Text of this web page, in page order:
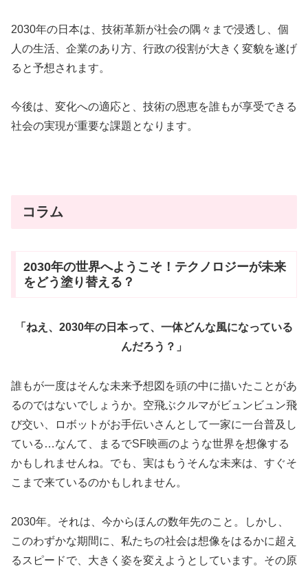
2030年の日本は、技術革新が社会の隅々まで浸透し、個
人の生活、企業のあり方、行政の役割が大きく変貌を遂げ
ると予想されます。
今後は、変化への適応と、技術の恩恵を誰もが享受できる
社会の実現が重要な課題となります。
コラム
2030年の世界へようこそ！テクノロジーが未来
をどう塗り替える？
「ねえ、2030年の日本って、一体どんな風になっている
んだろう？」
誰もが一度はそんな未来予想図を頭の中に描いたことがあ
るのではないでしょうか。空飛ぶクルマがビュンビュン飛
び交い、ロボットがお手伝いさんとして一家に一台普及し
ている…なんて、まるでSF映画のような世界を想像する
かもしれませんね。でも、実はもうそんな未来は、すぐそ
こまで来ているのかもしれません。
2030年。それは、今からほんの数年先のこと。しかし、
このわずかな期間に、私たちの社会は想像をはるかに超え
るスピードで、大きく姿を変えようとしています。その原